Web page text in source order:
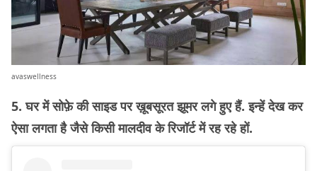
avaswellness
5. घर में सोफ़े की साइड पर ख़ूबसूरत झूमर लगे हुए हैं. इन्हें देख कर
ऐसा लगता है जैसे किसी मालदीव के रिजॉर्ट में रह रहे हों.